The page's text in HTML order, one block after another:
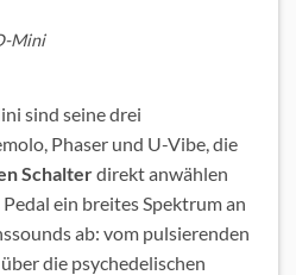
Mini
sind seine drei
Phaser und U-Vibe, die
Schalterdirekt anwählen
ein breites Spektrum an
ab: vom pulsierenden
die psychedelischen